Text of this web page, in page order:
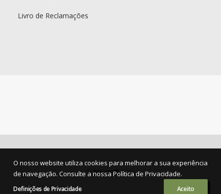
Livro de Reclamações
©bleam®2020
O nosso website utiliza cookies para melhorar a sua experiência
de navegação. Consulte a nossa Política de Privacidade.
Definições de Privacidade Aceito